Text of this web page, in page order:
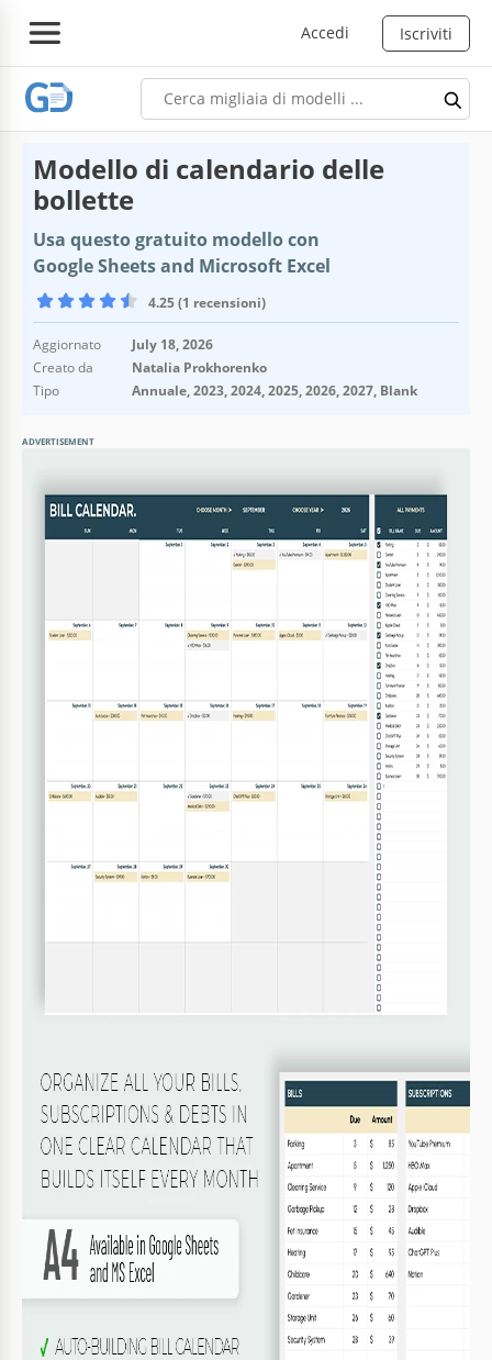
Accedi Iscriviti
Modello di calendario delle
bollette
Usa questo gratuito modello con
Google Sheets and Microsoft Excel
4.25 (1 recensioni)
Aggiornato
July 18, 2026
Creato da
Natalia Prokhorenko
Tipo
Annuale, 2023, 2024, 2025, 2026, 2027, Blank
ADVERTISEMENT